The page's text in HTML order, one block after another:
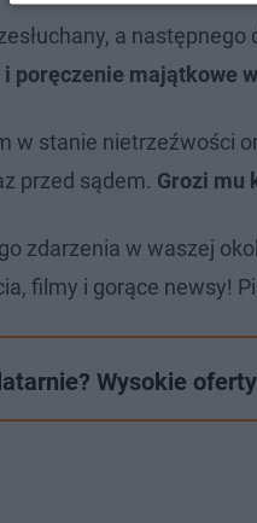
a
poręczenie majątkowe
w stanie nietrzeźwości
przed sądem. Grozi mu
zdarzenia w waszej
filmy i gorące newsy!
Wysokie